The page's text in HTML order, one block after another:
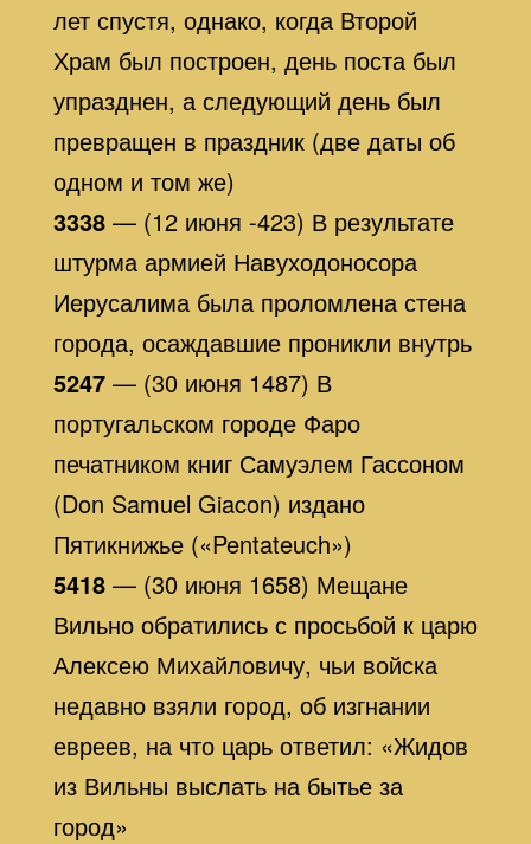
лет спустя, однако, когда Второй
Храм был построен, день поста был
упразднен, а следующий день был
превращен в праздник (две даты об
одном и том же)
3338— (12 июня -423) В результате
штурма армией Навуходоносора
Иерусалима была проломлена стена
города, осаждавшие проникли внутрь
5247— (30 июня 1487) В
португальском городе Фаро
печатником книг Самуэлем Гассоном
(Don Samuel Giacon) издано
Пятикнижье («Pentateuch»)
5418— (30 июня 1658) Мещане
Вильно обратились с просьбой к царю
Алексею Михайловичу, чьи войска
недавно взяли город, об изгнании
евреев, на что царь ответил: «Жидов
из Вильны выслать на бытье за
город»